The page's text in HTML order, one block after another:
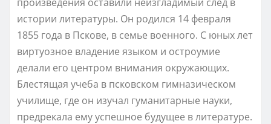
истории литературы. Он родился 14 февраля
1855 года в Пскове, в семье военного. С юных лет
виртуозное владение языком и остроумие
делали его центром внимания окружающих.
Блестящая учеба в псковском гимназическом
училище, где он изучал гуманитарные науки,
предрекала ему успешное будущее в литературе.